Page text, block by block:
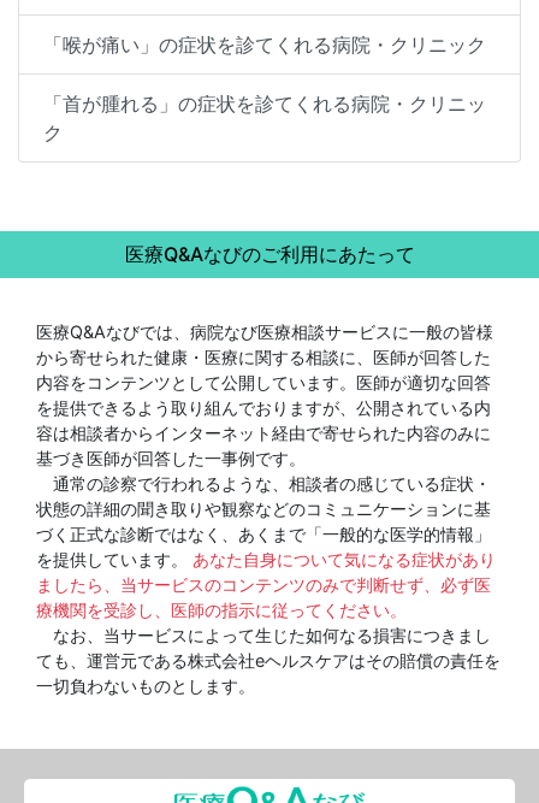
「喉が痛い」の症状を診てくれる病院・クリニック
「首が腫れる」の症状を診てくれる病院・クリニッ
ク
医療Q&Aなびのご利用にあたって
医療Q&Aなびでは、病院なび医療相談サービスに一般の皆様
から寄せられた健康・医療に関する相談に、医師が回答した
内容をコンテンツとして公開しています。医師が適切な回答
を提供できるよう取り組んでおりますが、公開されている内
容は相談者からインターネット経由で寄せられた内容のみに
基づき医師が回答した一事例です。
通常の診察で行われるような、相談者の感じている症状・
状態の詳細の聞き取りや観察などのコミュニケーションに基
づく正式な診断ではなく、あくまで「一般的な医学的情報」
を提供しています。 あなた自身について気になる症状があり
ましたら、当サービスのコンテンツのみで判断せず、必ず医
療機関を受診し、医師の指示に従ってください。
なお、当サービスによって生じた如何なる損害につきまし
ても、運営元である株式会社eヘルスケアはその賠償の責任を
一切負わないものとします。